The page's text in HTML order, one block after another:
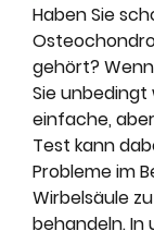
Haben Sie
gehört?
Sie unbedingt
einfache,
Test kann
Probleme im
Wirbelsäule
behandeln. In